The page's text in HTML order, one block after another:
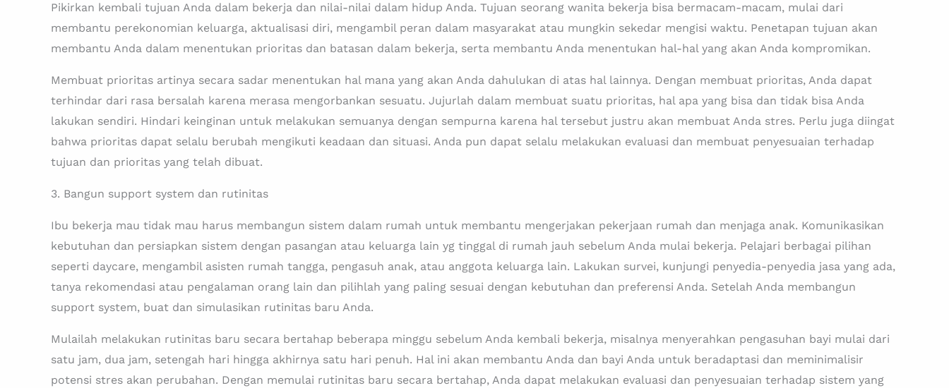
Pikirkan kembali tujuan Anda dalam bekerja dan nilai-nilai dalam hidup Anda. Tujuan seorang wanita bekerja bisa bermacam-macam, mulai dari
membantu perekonomian keluarga, aktualisasi diri, mengambil peran dalam masyarakat atau mungkin sekedar mengisi waktu. Penetapan tujuan akan
membantu Anda dalam menentukan prioritas dan batasan dalam bekerja, serta membantu Anda menentukan hal-hal yang akan Anda kompromikan.
Membuat prioritas artinya secara sadar menentukan hal mana yang akan Anda dahulukan di atas hal lainnya. Dengan membuat prioritas, Anda dapat
terhindar dari rasa bersalah karena merasa mengorbankan sesuatu. Jujurlah dalam membuat suatu prioritas, hal apa yang bisa dan tidak bisa Anda
lakukan sendiri. Hindari keinginan untuk melakukan semuanya dengan sempurna karena hal tersebut justru akan membuat Anda stres. Perlu juga diingat
bahwa prioritas dapat selalu berubah mengikuti keadaan dan situasi. Anda pun dapat selalu melakukan evaluasi dan membuat penyesuaian terhadap
tujuan dan prioritas yang telah dibuat.
3. Bangun support system dan rutinitas
Ibu bekerja mau tidak mau harus membangun sistem dalam rumah untuk membantu mengerjakan pekerjaan rumah dan menjaga anak. Komunikasikan
kebutuhan dan persiapkan sistem dengan pasangan atau keluarga lain yg tinggal di rumah jauh sebelum Anda mulai bekerja. Pelajari berbagai pilihan
seperti daycare, mengambil asisten rumah tangga, pengasuh anak, atau anggota keluarga lain. Lakukan survei, kunjungi penyedia-penyedia jasa yang ada,
tanya rekomendasi atau pengalaman orang lain dan pilihlah yang paling sesuai dengan kebutuhan dan preferensi Anda. Setelah Anda membangun
support system, buat dan simulasikan rutinitas baru Anda.
Mulailah melakukan rutinitas baru secara bertahap beberapa minggu sebelum Anda kembali bekerja, misalnya menyerahkan pengasuhan bayi mulai dari
satu jam, dua jam, setengah hari hingga akhirnya satu hari penuh. Hal ini akan membantu Anda dan bayi Anda untuk beradaptasi dan meminimalisir
potensi stres akan perubahan. Dengan memulai rutinitas baru secara bertahap, Anda dapat melakukan evaluasi dan penyesuaian terhadap sistem yang